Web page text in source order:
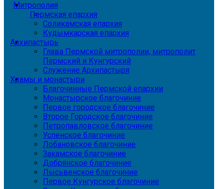
Митрополия
Пермская епархия
Соликамская епархия
Кудымкарская епархия
Архипастырь
Глава Пермской митрополии, митрополит
Пермский и Кунгурский
Служение Архипастыря
Храмы и монастыри
Благочинные Пермской епархии
Монастырское благочиние
Первое городское благочиние
Второе Городское благочиние
Петропавловское благочиние
Успенское благочиние
Лобановское благочиние
Закамское благочиние
Добрянское благочиние
Лысьвенское благочиние
Первое Кунгурское благочиние